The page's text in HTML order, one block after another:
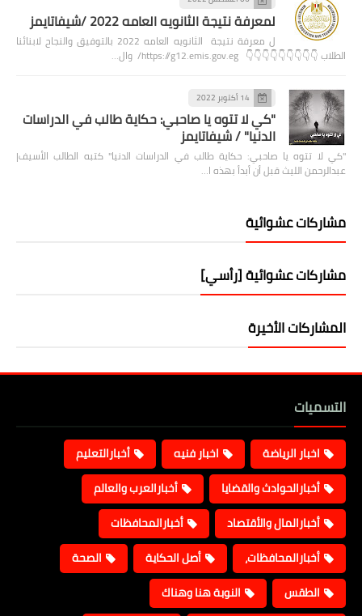
لمعرفة نتيجة الثانويه العامه 2022 /شيفاتايمز
ل معرفة نتيجة الثانويه العامه 2022 بالتوفيق والنجاح لابنائنا
الطلاب 👇👇👇👇👇👇👇👇👇 https://g12.emis.gov.eg/ وال…
14 أكتوبر 2022
"كي لا تتوه يا صاحبي: حكاية طالب في الدراسات
الدنيا" / شيفاتايمز
"كي لا تتوه يا صاحبي: حكاية طالب في الدراسات الدنيا" كتبه الطالب الأسيف|
عبدالرحمن الليث قبل أن أبدأ بهذه ا…
مشاركات عشوائية
مشاركات عشوائية [رأسي]
المشاركات الأخيرة
التسميات
اخبار الرياضة اخبار فنيه
أخبارالتعليم
أخبارالحوادث والقضايا
أخبارالعرب والعالم
أخبارالمال والأقتصاد
أخبارالمحافظات
أخبارالمحافظات،
أصل الحكاية
الصحة
الطقس
النوبة هنا وهناك